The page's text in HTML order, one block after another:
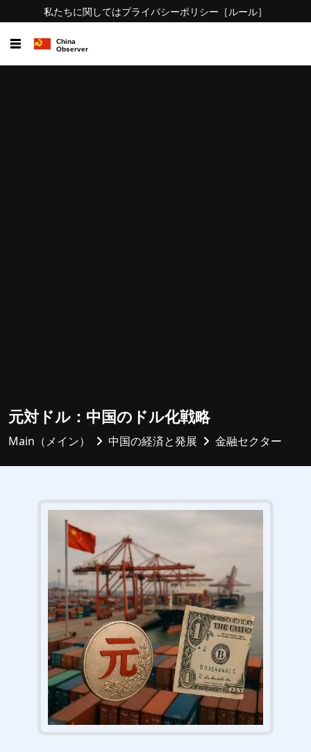
私たちに関してはプライバシーポリシー ［ルール］
☰
元対ドル：中国のドル化戦略
Main（メイン） 中国の経済と発展 金融セクター